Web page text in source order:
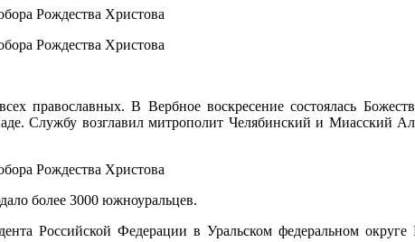
православных. В Вербное воскресение состоялась
Службу возглавил митрополит Челябинский и Миасский
более 3000 южноуральцев.
Российской Федерации в Уральском федеральном